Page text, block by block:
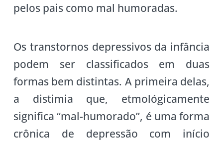
pelos pais como mal humoradas.
Os transtornos depressivos da infância
podem ser classificados em duas
formas bem distintas. A primeira delas,
a distimia que, etmológicamente
significa “mal-humorado”, é uma forma
crônica de depressão com início